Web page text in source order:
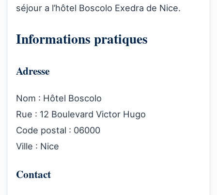
séjour a l’hôtel Boscolo Exedra de Nice.
Informations pratiques
Adresse
Nom : Hôtel Boscolo
Rue : 12 Boulevard Victor Hugo
Code postal : 06000
Ville : Nice
Contact